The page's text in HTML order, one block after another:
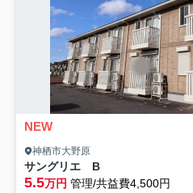
NEW
神栖市大野原
サングリエ B
5.5万円 管理/共益費4,500円